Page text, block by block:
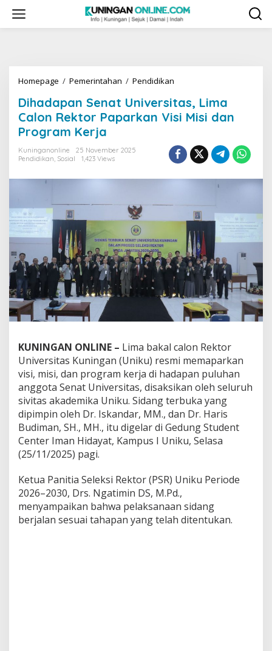
content
Homepage / Pemerintahan / Pendidikan
Universitas,
Lima
Calon
Paparkan
Visi
dan
Dihadapan Senat Universitas, Lima
Calon Rektor Paparkan Visi Misi dan
Program Kerja
Kuninganonline
25 November 2025
Pendidikan, Sosial 1,423 Views
KUNINGAN ONLINE – Lima bakal calon Rektor
Universitas Kuningan (Uniku) resmi memaparkan
visi, misi, dan program kerja di hadapan puluhan
anggota Senat Universitas, disaksikan oleh seluruh
sivitas akademika Uniku. Sidang terbuka yang
dipimpin oleh Dr. Iskandar, MM., dan Dr. Haris
Budiman, SH., MH., itu digelar di Gedung Student
Center Iman Hidayat, Kampus I Uniku, Selasa
(25/11/2025) pagi.
Ketua Panitia Seleksi Rektor (PSR) Uniku Periode
2026–2030, Drs. Ngatimin DS, M.Pd.,
menyampaikan bahwa pelaksanaan sidang
berjalan sesuai tahapan yang telah ditentukan.